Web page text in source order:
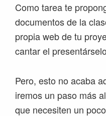
Como tarea te
documentos de la
propia web de tu
cantar el
Pero, esto no acaba
iremos un paso más
que necesiten un